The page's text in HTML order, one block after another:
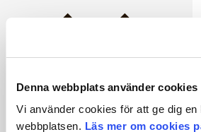
Denna webbplats använder cookies
Vi använder cookies för att ge dig
webbplatsen. Läs mer om cookies
Löner